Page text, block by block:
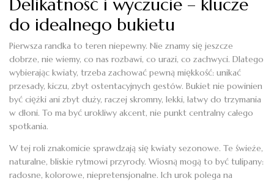
Delikatność i wyczucie – klucze
do idealnego bukietu
Pierwsza randka to teren niepewny. Nie znamy się jeszcze
dobrze, nie wiemy, co nas rozbawi, co urazi, co zachwyci. Dlatego
wybierając kwiaty, trzeba zachować pewną miękkość: unikać
przesady, kiczu, zbyt ostentacyjnych gestów. Bukiet nie powinien
być ciężki ani zbyt duży, raczej skromny, lekki, łatwy do trzymania
w dłoni. To ma być urokliwy akcent, nie punkt centralny całego
spotkania.
W tej roli znakomicie sprawdzają się kwiaty sezonowe. Te świeże,
naturalne, bliskie rytmowi przyrody. Wiosną mogą to być tulipany:
radosne, kolorowe, niepretensjonalne. Ich urok polega na